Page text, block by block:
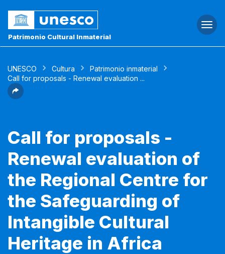
Patrimonio Cultural Inmaterial
UNESCO Cultura
Patrimonio inmaterial
Call for proposals - Renewal evaluation ...
Call for proposals -
Renewal evaluation of
the Regional Centre for
the Safeguarding of
Intangible Cultural
Heritage in Africa